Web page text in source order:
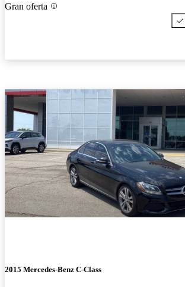
Gran oferta
2015 Mercedes-Benz C-Class